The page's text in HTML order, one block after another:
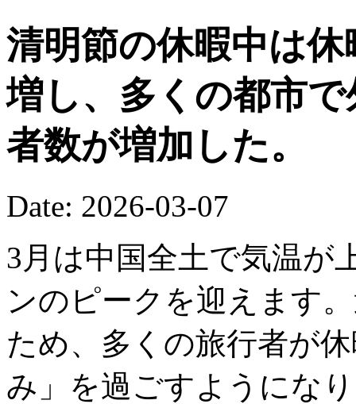
清明節の休暇中は
増し、多くの都市
者数が増加した。
Date: 2026-03-07
3月は中国全土で気温が
ンのピークを迎えます
ため、多くの旅行者が
み」を過ごすようにな